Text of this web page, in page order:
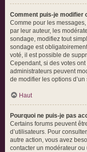
Comment puis-je modifier
Comme pour les
par leur auteur, les
sondage, modifiez tout
sondage est
voté, il est possible de
Cependant, si des votes
administrateurs peuvent
de modifier les options
Haut
Pourquoi ne puis-je pas
Certains forums peuvent
d’utilisateurs. Pour
autre action, vous avez
contacter un modérateur